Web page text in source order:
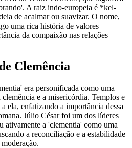
A raiz indo-europeia é *kel-
de acalmar ou suavizar. O nome,
uma rica história de valores
da compaixão nas relações
de Clemência
era personificada como uma
clemência e a misericórdia. Templos e
ela, enfatizando a importância dessa
Júlio César foi um dos líderes
ativamente a 'clementia' como uma
a reconciliação e a estabilidade